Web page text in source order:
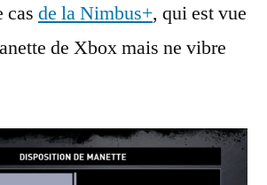
cas de la Nimbus+, qui est vue
de Xbox mais ne vibre